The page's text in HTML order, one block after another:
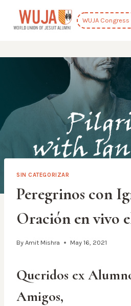
content
WUJA
SIN CATEGORIZAR
Peregrinos con
Oración en vivo
By Amit Mishra May 16, 2021
Queridos ex
Amigos,